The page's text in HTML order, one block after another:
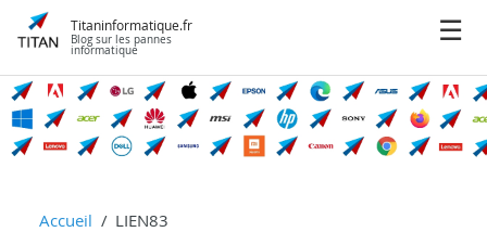
Titaninformatique.fr
Blog sur les pannes
informatique
Accueil LIEN83